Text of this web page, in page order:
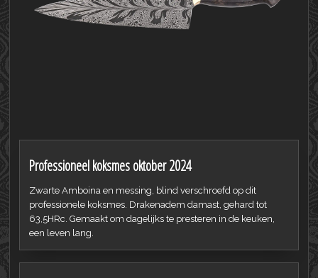
Professioneel koksmes oktober 2024
Zwarte Amboina en messing, blind verschroefd op dit
professionele koksmes. Drakenadem damast, gehard tot
63,5HRc. Gemaakt om dagelijks te presteren in de keuken,
een leven lang.